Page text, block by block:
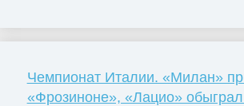
Чемпионат Италии. «Милан»
«Фрозиноне», «Лацио»